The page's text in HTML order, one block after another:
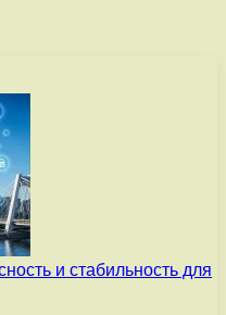
и стабильность для